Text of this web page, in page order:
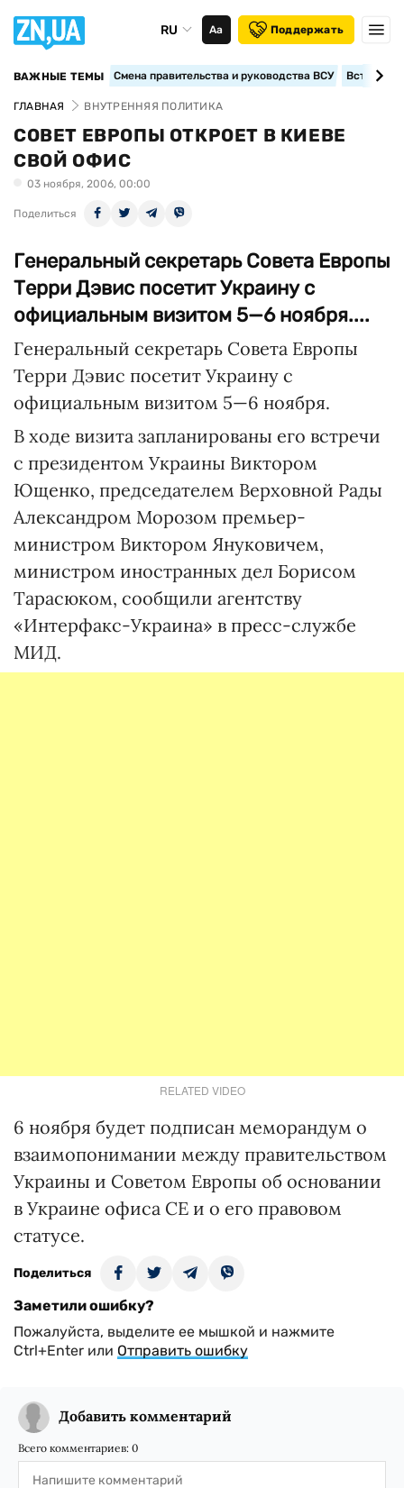
RU Аа Поддержать
ВАЖНЫЕ ТЕМЫ Смена правительства и руководства ВСУ
ГЛАВНАЯ ВНУТРЕННЯЯ ПОЛИТИКА
СОВЕТ ЕВРОПЫ ОТКРОЕТ В КИЕВЕ
СВОЙ ОФИС
03 ноября, 2006, 00:00
Поделиться
Генеральный секретарь Совета Европы
Терри Дэвис посетит Украину с
официальным визитом 5—6 ноября....
Генеральный секретарь Совета Европы
Терри Дэвис посетит Украину с
официальным визитом 5—6 ноября.
В ходе визита запланированы его встречи
с президентом Украины Виктором
Ющенко, председателем Верховной Рады
Александром Морозом премьер-
министром Виктором Януковичем,
министром иностранных дел Борисом
Тарасюком, сообщили агентству
«Интерфакс-Украина» в пресс-службе
МИД.
RELATED VIDEO
6 ноября будет подписан меморандум о
взаимопонимании между правительством
Украины и Советом Европы об основании
в Украине офиса СЕ и о его правовом
статусе.
Поделиться
Заметили ошибку?
Пожалуйста, выделите ее мышкой и нажмите
Ctrl+Enter или Отправить ошибку
Добавить комментарий
Всего комментариев: 0